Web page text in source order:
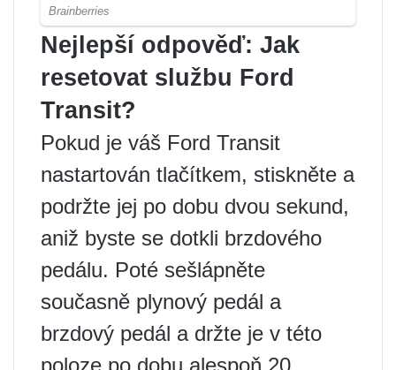
Nejlepší odpověď: Jak
resetovat službu Ford
Transit?
Pokud je váš Ford Transit
nastartován tlačítkem, stiskněte a
podržte jej po dobu dvou sekund,
aniž byste se dotkli brzdového
pedálu. Poté sešlápněte
současně plynový pedál a
brzdový pedál a držte je v této
poloze po dobu alespoň 20